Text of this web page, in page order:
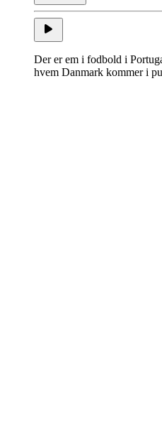
Der er em i fodbold i
hvem Danmark kommer i